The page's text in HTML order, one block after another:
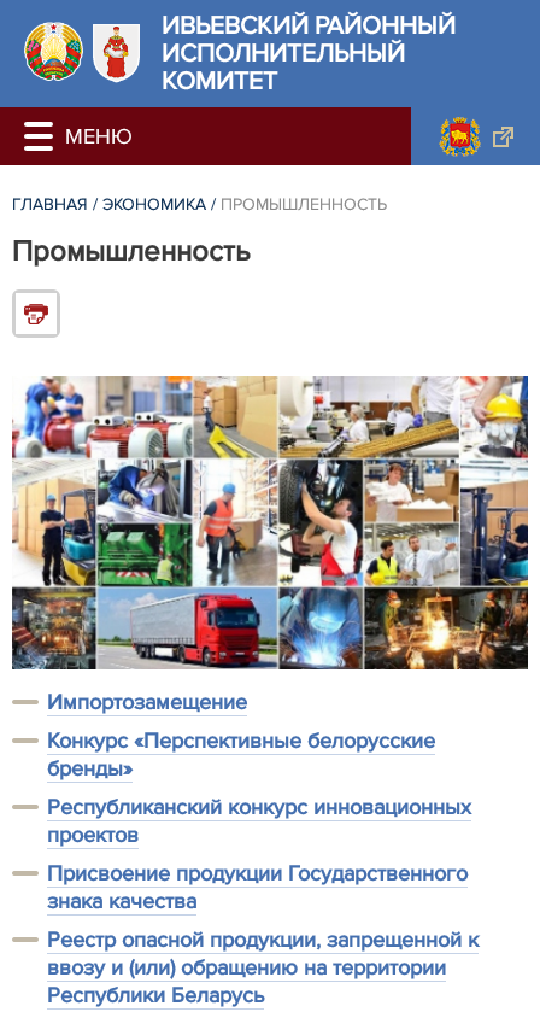
ИВЬЕВСКИЙ РАЙОННЫЙ
ИСПОЛНИТЕЛЬНЫЙ
КОМИТЕТ
ГЛАВНАЯ / ЭКОНОМИКА / ПРОМЫШЛЕННОСТЬ
Промышленность
Импортозамещение
Конкурс «Перспективные белорусские
бренды»
Республиканский конкурс инновационных
проектов
Присвоение продукции Государственного
знака качества
Реестр опасной продукции, запрещенной к
ввозу и (или) обращению на территории
Республики Беларусь